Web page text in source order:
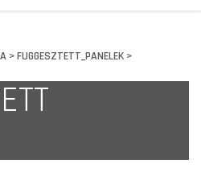
>FUGGESZTETT_PANELEK >